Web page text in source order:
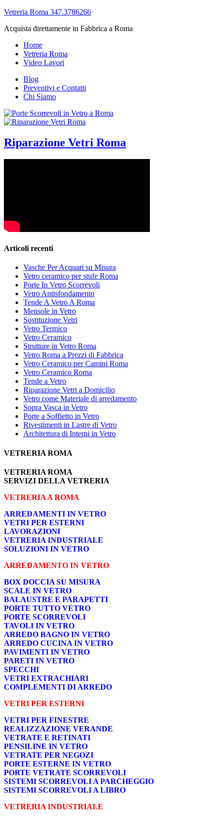
Vetreria Roma 347.3786266
Acquista direttamente in Fabbrica a Roma
Home
Vetreria Roma
Video Lavori
Blog
Preventivi e Contatti
Chi Siamo
Riparazione Vetri Roma
Articoli recenti
Vasche Per Acquari su Misura
Vetro ceramico per stufe Roma
Porte In Vetro Scorrevoli
Vetro Antisfondamento
Tende A Vetro A Roma
Mensole in Vetro
Sostituzione Vetri
Vetro Termico
Vetro Ceramico
Strutture in Vetro Roma
Vetro Roma a Prezzi di Fabbrica
Vetro Ceramico per Camini Roma
Vetro Ceramico Roma
Tende a Vetro
Riparazione Vetri a Domicilio
Vetro come Materiale di arredamento
Sopra Vasca in Vetro
Porte a Soffietto in Vetro
Rivestimenti in Lastre di Vetro
Architettura di Interni in Vetro
VETRERIA ROMA
VETRERIA ROMA
SERVIZI DELLA VETRERIA
VETRERIA A ROMA
ARREDAMENTI IN VETRO
VETRI PER ESTERNI
LAVORAZIONI
VETRERIA INDUSTRIALE
SOLUZIONI IN VETRO
ARREDAMENTO IN VETRO
BOX DOCCIA SU MISURA
SCALE IN VETRO
BALAUSTRE E PARAPETTI
PORTE TUTTO VETRO
PORTE SCORREVOLI
TAVOLI IN VETRO
ARREDO BAGNO IN VETRO
ARREDO CUCINA IN VETRO
PAVIMENTI IN VETRO
PARETI IN VETRO
SPECCHI
VETRI EXTRACHIARI
COMPLEMENTI DI ARREDO
VETRI PER ESTERNI
VETRI PER FINESTRE
REALIZZAZIONE VERANDE
VETRATE E RETINATI
PENSILINE IN VETRO
VETRATE PER NEGOZI
PORTE ESTERNE IN VETRO
PORTE VETRATE SCORREVOLI
SISTEMI SCORREVOLI A PARCHEGGIO
SISTEMI SCORREVOLI A LIBRO
VETRERIA INDUSTRIALE